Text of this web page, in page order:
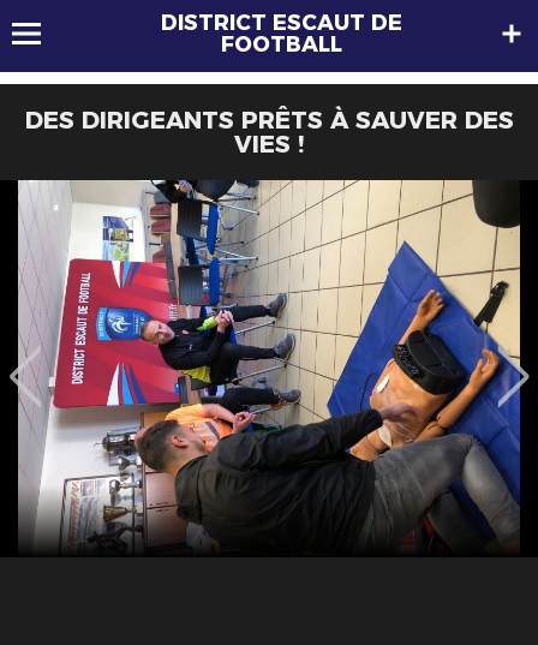
DISTRICT ESCAUT DE
FOOTBALL
DES DIRIGEANTS PRÊTS À SAUVER DES
VIES !